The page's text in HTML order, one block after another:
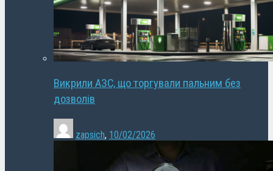
Викрили АЗС, що торгували пальним без
дозволів
zapsich, 10/02/2026